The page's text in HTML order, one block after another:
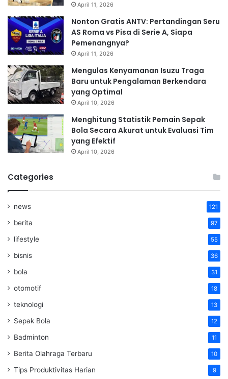
April 11, 2026
Nonton Gratis ANTV: Pertandingan Seru
AS Roma vs Pisa di Serie A, Siapa
Pemenangnya?
April 11, 2026
Mengulas Kenyamanan Isuzu Traga
Baru untuk Pengalaman Berkendara
yang Optimal
April 10, 2026
Menghitung Statistik Pemain Sepak
Bola Secara Akurat untuk Evaluasi Tim
yang Efektif
April 10, 2026
Categories
news 121
berita 97
lifestyle 55
bisnis 36
bola 31
otomotif 18
teknologi 13
Sepak Bola 12
Badminton 11
Berita Olahraga Terbaru 10
Tips Produktivitas Harian 9